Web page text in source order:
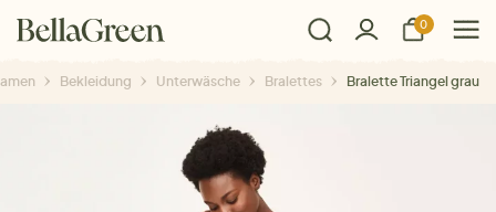
0
Bekleidung Unterwäsche Bralettes Bralette Triangel grau